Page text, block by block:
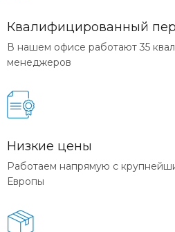
Квалифицированный
В нашем офисе работают 35
менеджеров
Низкие цены
Работаем напрямую с
Европы